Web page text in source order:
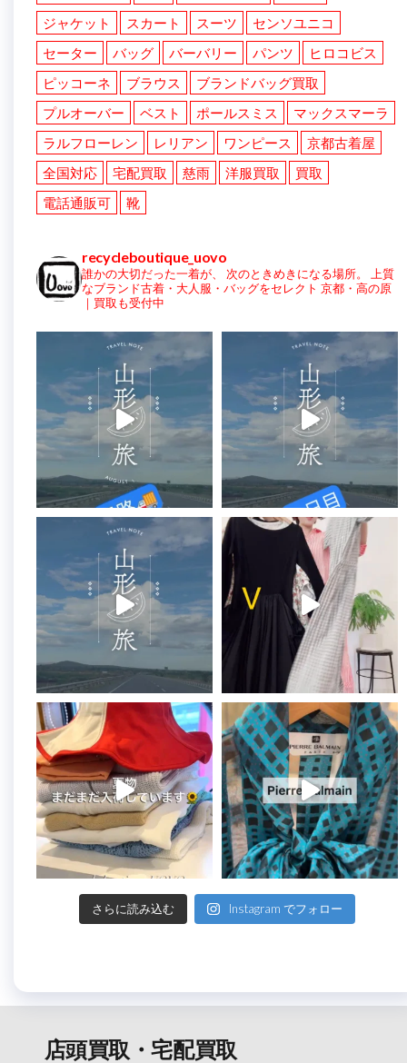
ジャケット
スカート スーツ
センソユニコ
セーター
バッグ バーバリー パンツ
ヒロコビス
ピッコーネ
ブラウス
ブランドバッグ買取
プルオーバー
ベスト ポールスミス
マックスマーラ
ラルフローレン
レリアン ワンピース
京都古着屋
全国対応
宅配買取 慈雨 洋服買取
買取
電話通販可
靴
recycleboutique_uovo
誰かの大切だった一着が、 次のときめきになる場所。
上質
なブランド古着・大人服・バッグをセレクト 京都・高の原
｜買取も受付中
さらに読み込む Instagram でフォロー
店頭買取・宅配買取